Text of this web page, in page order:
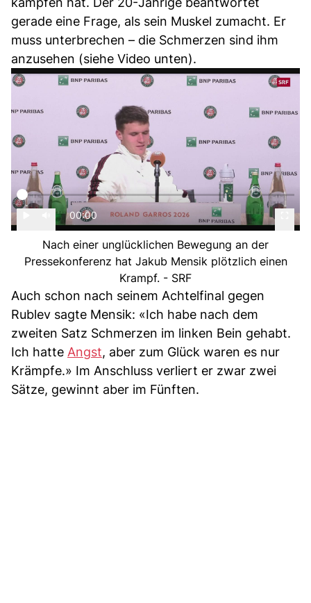
gerade eine Frage, als sein Muskel zumacht. Er
muss unterbrechen – die Schmerzen sind ihm
anzusehen (siehe Video unten).
00:00
Nach einer unglücklichen Bewegung an der
Pressekonferenz hat Jakub Mensik plötzlich einen
Krampf. - SRF
Auch schon nach seinem Achtelfinal gegen
Rublev sagte Mensik: «Ich habe nach dem
zweiten Satz Schmerzen im linken Bein gehabt.
Ich hatte Angst, aber zum Glück waren es nur
Krämpfe.» Im Anschluss verliert er zwar zwei
Sätze, gewinnt aber im Fünften.